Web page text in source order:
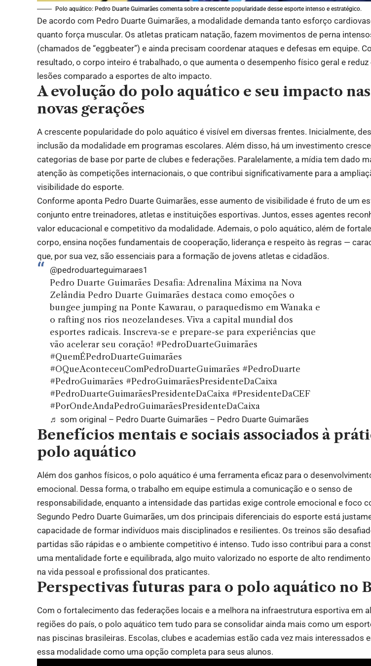
Polo aquático: Pedro Duarte Guimarães comenta sobre a crescente popularidade desse esporte intenso e estratégico.
De acordo com Pedro Duarte Guimarães, a modalidade demanda tanto esforço
quanto força muscular. Os atletas praticam natação, fazem movimentos de perna
(chamados de “eggbeater”) e ainda precisam coordenar ataques e defesas em equipe.
resultado, o corpo inteiro é trabalhado, o que aumenta o desempenho físico geral e
lesões comparado a esportes de alto impacto.
A evolução do polo aquático e seu impacto nas
novas gerações
A crescente popularidade do polo aquático é visível em diversas frentes. Inicialmente,
inclusão da modalidade em programas escolares. Além disso, há um investimento
categorias de base por parte de clubes e federações. Paralelamente, a mídia tem dado
atenção às competições internacionais, o que contribui significativamente para a
visibilidade do esporte.
Conforme aponta Pedro Duarte Guimarães, esse aumento de visibilidade é fruto de um
conjunto entre treinadores, atletas e instituições esportivas. Juntos, esses agentes
valor educacional e competitivo da modalidade. Ademais, o polo aquático, além de
corpo, ensina noções fundamentais de cooperação, liderança e respeito às regras —
que, por sua vez, são essenciais para a formação de jovens atletas e cidadãos.
@pedroduarteguimaraes1
Pedro Duarte Guimarães Desafia: Adrenalina Máxima na Nova
Zelândia Pedro Duarte Guimarães destaca como emoções o
bungee jumping na Ponte Kawarau, o paraquedismo em Wanaka e
o rafting nos rios neozelandeses. Viva a capital mundial dos
esportes radicais. Inscreva-se e prepare-se para experiências que
vão acelerar seu coração! #PedroDuarteGuimarães
#QuemÉPedroDuarteGuimarães
#OQueAconteceuComPedroDuarteGuimarães #PedroDuarte
#PedroGuimarães #PedroGuimarãesPresidenteDaCaixa
#PedroDuarteGuimarãesPresidenteDaCaixa #PresidenteDaCEF
#PorOndeAndaPedroGuimarãesPresidenteDaCaixa
♬ som original – Pedro Duarte Guimarães – Pedro Duarte Guimarães
Benefícios mentais e sociais associados à
polo aquático
Além dos ganhos físicos, o polo aquático é uma ferramenta eficaz para o
emocional. Dessa forma, o trabalho em equipe estimula a comunicação e o senso de
responsabilidade, enquanto a intensidade das partidas exige controle emocional e foco
Segundo Pedro Duarte Guimarães, um dos principais diferenciais do esporte está
capacidade de formar indivíduos mais disciplinados e resilientes. Os treinos são
partidas são rápidas e o ambiente competitivo é intenso. Tudo isso contribui para a
uma mentalidade forte e equilibrada, algo muito valorizado no esporte de alto
na vida pessoal e profissional dos praticantes.
Perspectivas futuras para o polo aquático no
Com o fortalecimento das federações locais e a melhora na infraestrutura esportiva em
regiões do país, o polo aquático tem tudo para se consolidar ainda mais como um
nas piscinas brasileiras. Escolas, clubes e academias estão cada vez mais interessados
essa modalidade como uma opção completa para seus alunos.